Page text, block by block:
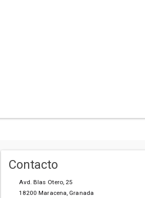
Contacto
Avd. Blas Otero, 25
18200 Maracena, Granada